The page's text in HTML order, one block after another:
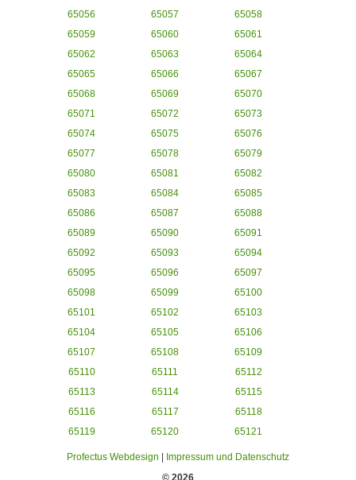
65056
65057
65058
65059
65060
65061
65062
65063
65064
65065
65066
65067
65068
65069
65070
65071
65072
65073
65074
65075
65076
65077
65078
65079
65080
65081
65082
65083
65084
65085
65086
65087
65088
65089
65090
65091
65092
65093
65094
65095
65096
65097
65098
65099
65100
65101
65102
65103
65104
65105
65106
65107
65108
65109
65110
65111
65112
65113
65114
65115
65116
65117
65118
65119
65120 65121
Profectus Webdesign
Impressum und Datenschutz